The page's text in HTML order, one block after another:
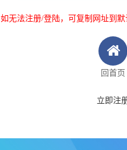
如无法注册/登陆，可复制网址到默
回首页
立即注